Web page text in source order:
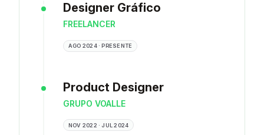
Designer Gráfico
FREELANCER
AGO 2024 · PRESENTE
Product Designer
GRUPO VOALLE
NOV 2022 · JUL 2024